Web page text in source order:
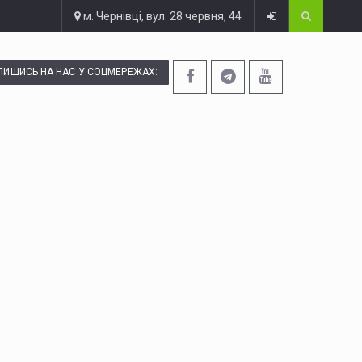
м. Чернівці, вул. 28 червня, 44
НА НАС У СОЦМЕРЕЖАХ: